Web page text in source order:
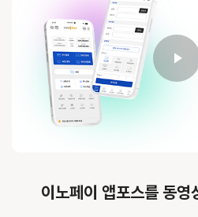
Play Video
이노페이 앱포스를 동영